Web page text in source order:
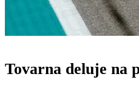
Tovarna deluje na